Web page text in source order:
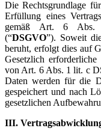
Die Rechtsgrundlage
Erfüllung eines
gemäß Art. 6 Abs.
(“DSGVO”). Soweit
beruht, erfolgt dies auf
Gesetzlich
von Art. 6 Abs. 1 lit. c
Daten werden für die
gespeichert und nach
gesetzlichen
III.